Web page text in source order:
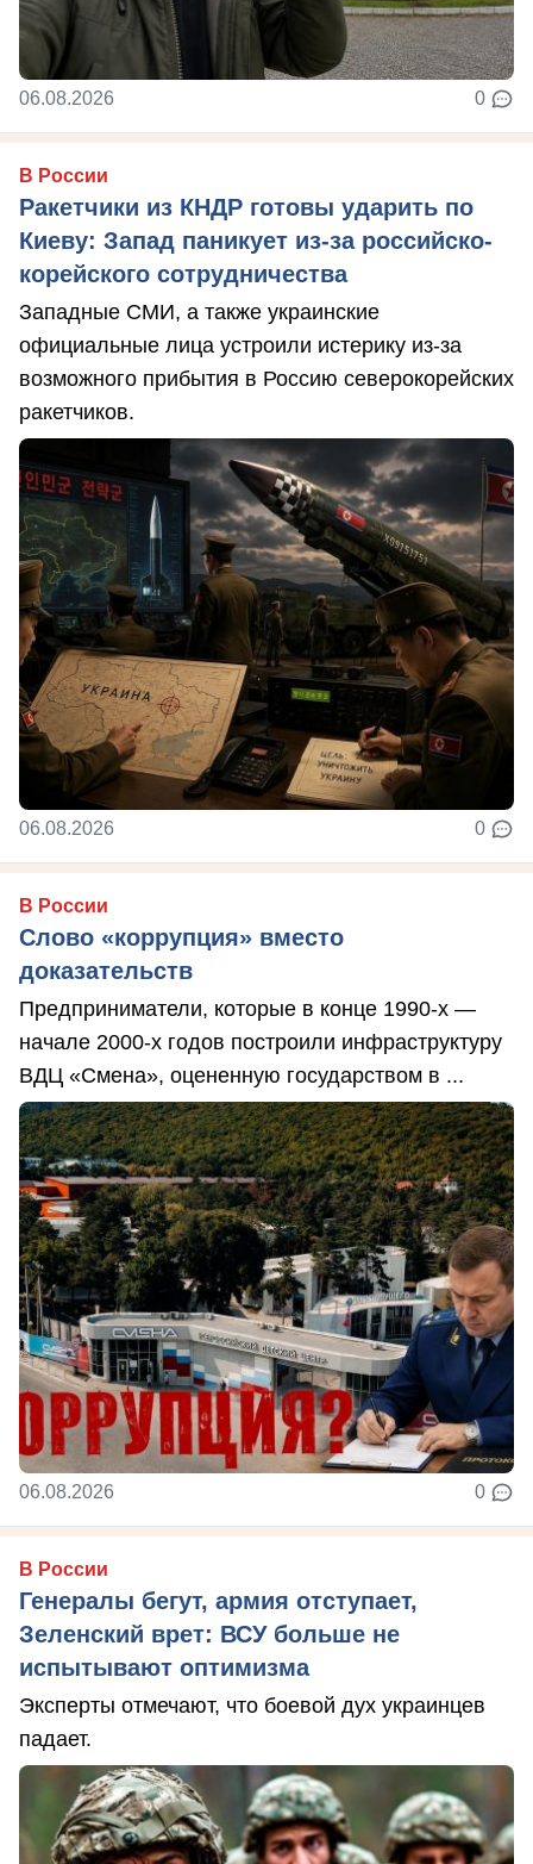
06.08.2026 0
В России
Ракетчики из КНДР готовы ударить по
Киеву: Запад паникует из-за российско-
корейского сотрудничества
Западные СМИ, а также украинские
официальные лица устроили истерику из-за
возможного прибытия в Россию северокорейских
ракетчиков.
06.08.2026 0
В России
Слово «коррупция» вместо
доказательств
Предприниматели, которые в конце 1990-х —
начале 2000-х годов построили инфраструктуру
ВДЦ «Смена», оцененную государством в ...
06.08.2026 0
В России
Генералы бегут, армия отступает,
Зеленский врет: ВСУ больше не
испытывают оптимизма
Эксперты отмечают, что боевой дух украинцев
падает.